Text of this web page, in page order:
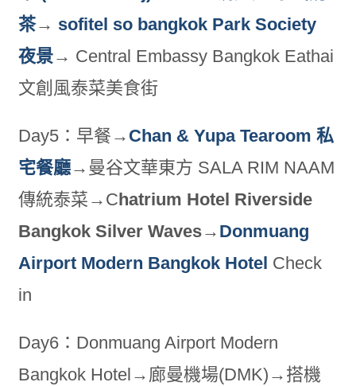
茶→ sofitel so bangkok Park Society
夜景→ Central Embassy Bangkok Eathai
文創風泰菜美食街
Day5：早餐→ Chan & Yupa Tearoom 私
宅餐廳→曼谷文華東方 SALA RIM NAAM
傳統泰菜→Chatrium Hotel Riverside
Bangkok Silver Waves→ Donmuang
Airport Modern Bangkok Hotel Check
in
Day6：Donmuang Airport Modern
Bangkok Hotel→廊曼機場(DMK)→搭機